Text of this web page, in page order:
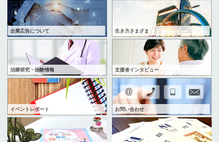
企業広告について 生き方さまざま
治療研究・治験情報 支援者インタビュー
イベントレポート お問い合わせ